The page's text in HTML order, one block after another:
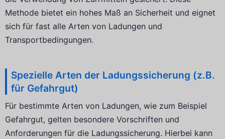
Methode bietet ein hohes Maß an Sicherheit und eignet
sich für fast alle Arten von Ladungen und
Transportbedingungen.
Spezielle Arten der Ladungssicherung (z.B.
für Gefahrgut)
Für bestimmte Arten von Ladungen, wie zum Beispiel
Gefahrgut, gelten besondere Vorschriften und
Anforderungen für die Ladungssicherung. Hierbei kann